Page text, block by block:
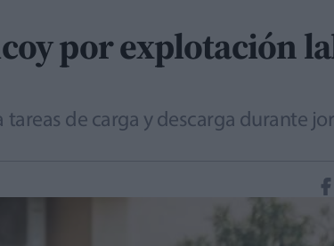
por explotación
de carga y descarga durante